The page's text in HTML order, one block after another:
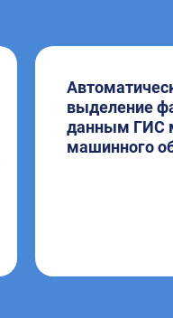
выделение
данным ГИС
машинного